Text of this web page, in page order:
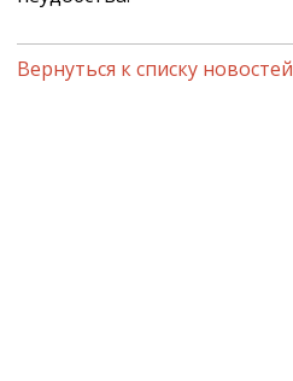
Вернуться к списку новостей